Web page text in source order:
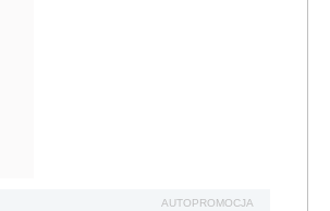
AUTOPROMOCJA